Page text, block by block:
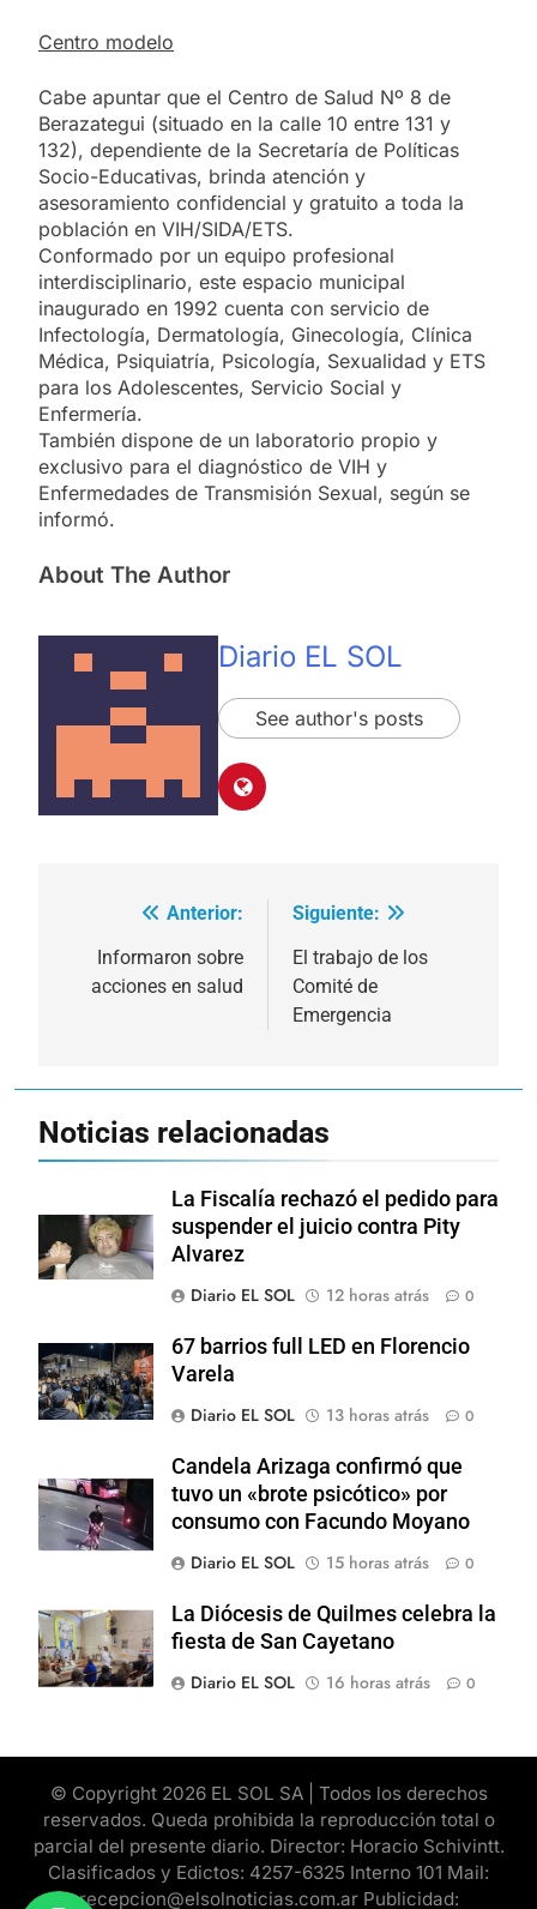
Centro modelo
Cabe apuntar que el Centro de Salud Nº 8 de
Berazategui (situado en la calle 10 entre 131 y
132), dependiente de la Secretaría de Políticas
Socio-Educativas, brinda atención y
asesoramiento confidencial y gratuito a toda la
población en VIH/SIDA/ETS.
Conformado por un equipo profesional
interdisciplinario, este espacio municipal
inaugurado en 1992 cuenta con servicio de
Infectología, Dermatología, Ginecología, Clínica
Médica, Psiquiatría, Psicología, Sexualidad y ETS
para los Adolescentes, Servicio Social y
Enfermería.
También dispone de un laboratorio propio y
exclusivo para el diagnóstico de VIH y
Enfermedades de Transmisión Sexual, según se
informó.
About The Author
Diario EL SOL
See author's posts
Navegación
Anterior:
Informaron sobre
acciones en salud
Siguiente:
El trabajo de los
Comité de
Emergencia
Noticias relacionadas
La Fiscalía rechazó el pedido para
suspender el juicio contra Pity
Alvarez
Diario EL SOL
12 horas atrás 0
67 barrios full LED en Florencio
Varela
Diario EL SOL
13 horas atrás 0
Candela Arizaga confirmó que
tuvo un «brote psicótico» por
consumo con Facundo Moyano
Diario EL SOL
15 horas atrás 0
La Diócesis de Quilmes celebra la
fiesta de San Cayetano
Diario EL SOL
16 horas atrás 0
© Copyright 2026 EL SOL SA | Todos los derechos
reservados. Queda prohibida la reproducción total o
parcial del presente diario. Director: Horacio Schivintt.
Clasificados y Edictos: 4257-6325 Interno 101 Mail:
recepcion@elsolnoticias.com.ar Publicidad: